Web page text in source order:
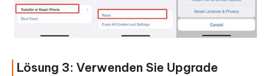
Lösung 3: Verwenden Sie Upgrade